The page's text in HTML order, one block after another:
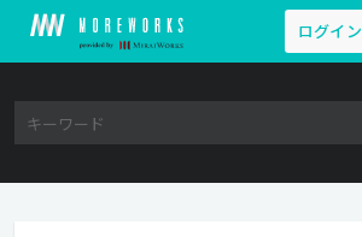
ログイン